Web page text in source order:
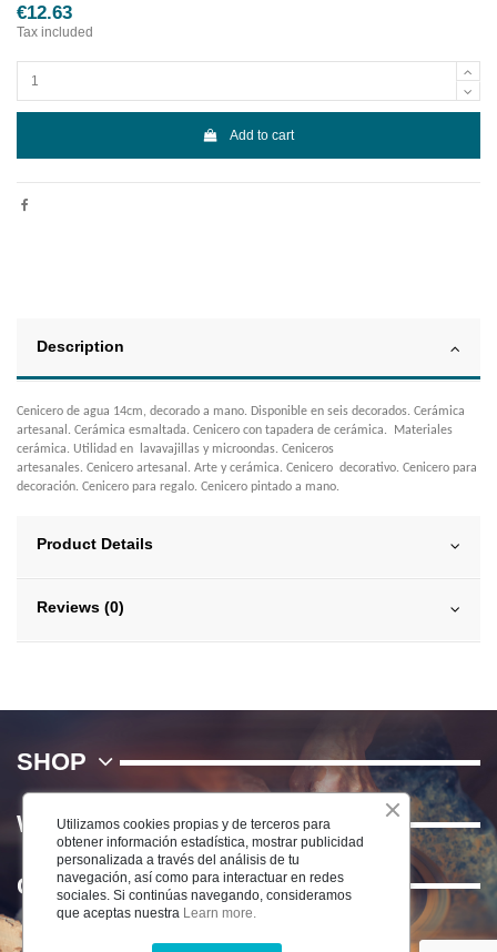
€12.63
Tax included
Add to cart
Description
Cenicero de agua 14cm, decorado a mano. Disponible en seis decorados. Cerámica
artesanal. Cerámica esmaltada. Cenicero con tapadera de cerámica. Materiales
cerámica. Utilidad en lavavajillas y microondas. Ceniceros
artesanales. Cenicero artesanal. Arte y cerámica. Cenicero decorativo. Cenicero para
decoración. Cenicero para regalo. Cenicero pintado a mano.
Product Details
Reviews (0)
SHOP
WE
Contact us
Utilizamos cookies propias y de terceros para
obtener información estadística, mostrar publicidad
personalizada a través del análisis de tu
navegación, así como para interactuar en redes
sociales. Si continúas navegando, consideramos
que aceptas nuestra Learn more.